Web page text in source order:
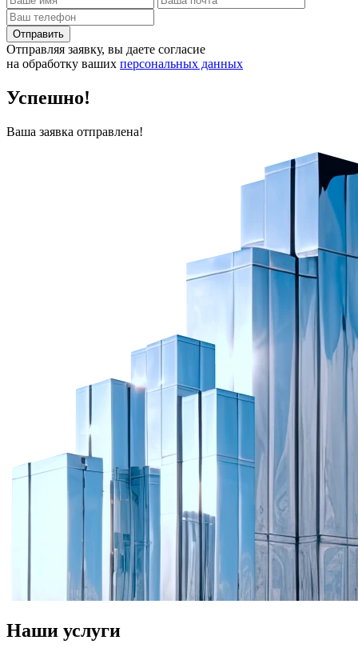
Отправить
Отправляя заявку, вы даете согласие
на обработку ваших персональных данных
Успешно!
Ваша заявка отправлена!
Наши услуги